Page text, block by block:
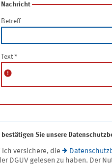
Nachricht
Betreff
Text *
error
Sie unsere
Ich versichere, die
DGUV gelesen zu haben. Der